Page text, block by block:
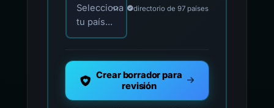
Selecciona
tu país...
directorio de 97 países
Crear borrador para
revisión